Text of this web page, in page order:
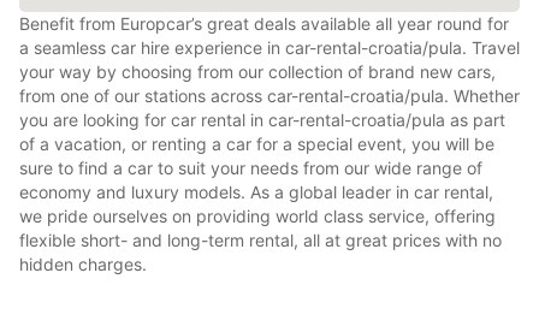
Benefit from Europcar’s great deals available all year round for
a seamless car hire experience in car-rental-croatia/pula. Travel
your way by choosing from our collection of brand new cars,
from one of our stations across car-rental-croatia/pula. Whether
you are looking for car rental in car-rental-croatia/pula as part
of a vacation, or renting a car for a special event, you will be
sure to find a car to suit your needs from our wide range of
economy and luxury models. As a global leader in car rental,
we pride ourselves on providing world class service, offering
flexible short- and long-term rental, all at great prices with no
hidden charges.